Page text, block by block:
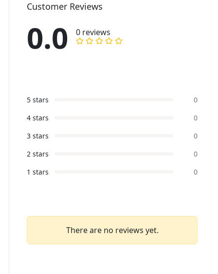
Customer Reviews
0.0 0 reviews
5 stars
0
4 stars
0
3 stars
0
2 stars
0
1 stars
0
There are no reviews yet.